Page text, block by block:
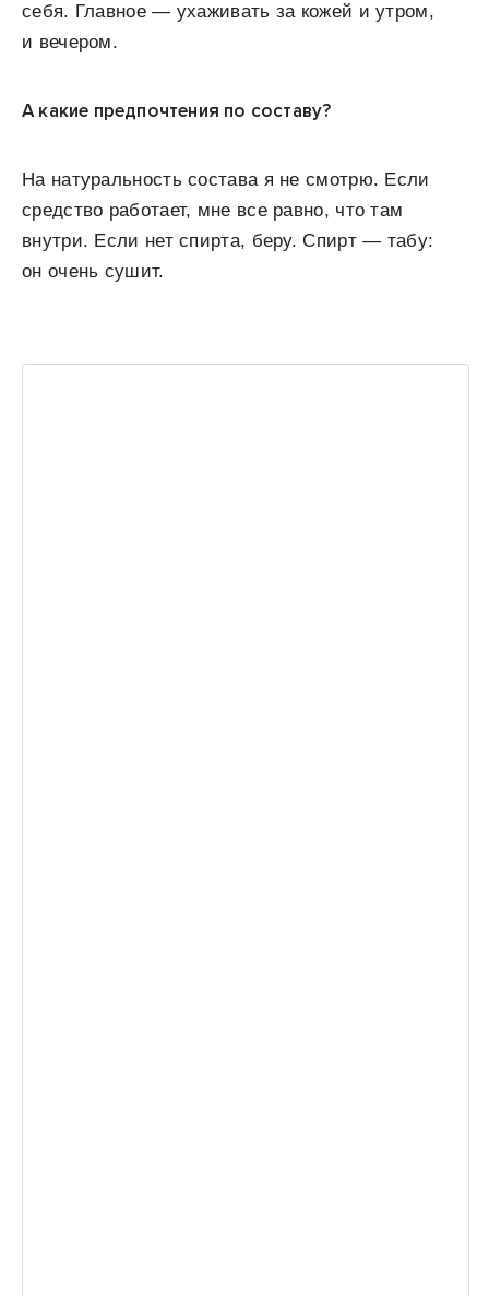
себя. Главное — ухаживать за кожей и утром,
и вечером.
А какие предпочтения по составу?
На натуральность состава я не смотрю. Если
средство работает, мне все равно, что там
внутри. Если нет спирта, беру. Спирт — табу:
он очень сушит.